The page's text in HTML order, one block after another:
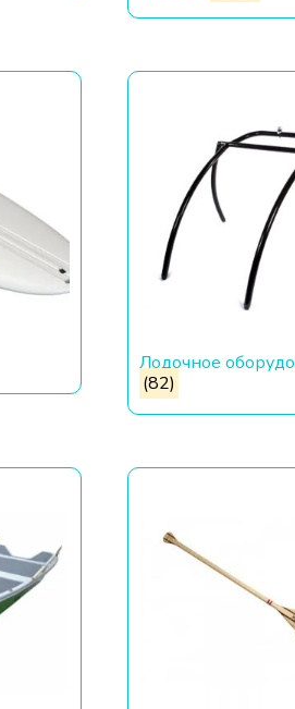
Лодочное
(82)